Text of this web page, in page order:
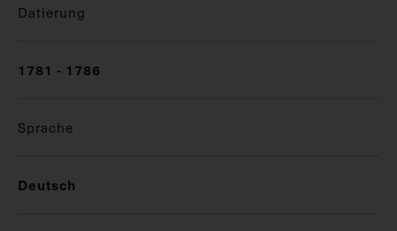
Datierung
1781 - 1786
Sprache
Deutsch